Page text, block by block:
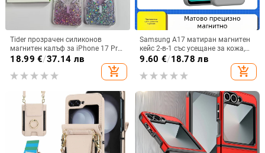
Tider прозрачен силиконов
магнитен калъф за iPhone 17 Pro
Max, защита срещу падане,
18.99 €/37.14 лв
add_shopping_cart
Samsung A17 матиран магнитен
кейс 2-в-1 със усещане за кожа,
удароустойчива обвивка от
червено, лилаво, синьо, черно
9.60 €/18.78 лв
add_shopping_cart